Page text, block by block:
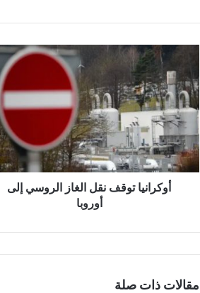
أوكرانيا
نقل
الغاز
الروسي
أوروبا
أوكرانيا توقف نقل الغاز الروسي إلى
أوروبا
مقالات ذات صلة